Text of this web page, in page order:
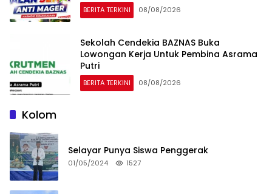
BERITA TERKINI 08/08/2026
Sekolah Cendekia BAZNAS Buka
Lowongan Kerja Untuk Pembina Asrama
Putri
BERITA TERKINI 08/08/2026
Kolom
Selayar Punya Siswa Penggerak
01/05/2024 1527